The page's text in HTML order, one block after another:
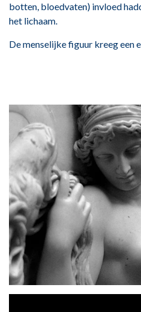
botten, bloedvaten) invloed
het lichaam.
De menselijke figuur kreeg een